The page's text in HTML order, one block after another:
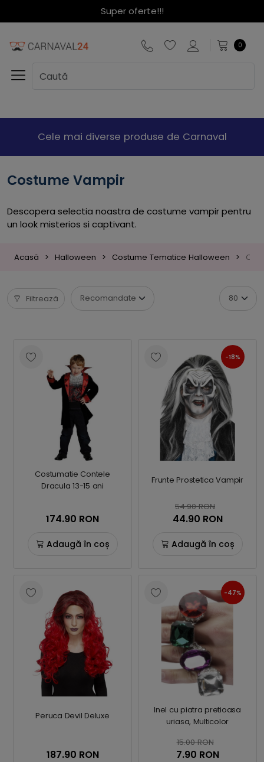
Super oferte!!!
0
Cele mai diverse produse de Carnaval
Costume Vampir
Descopera selectia noastra de costume vampir pentru
un look misterios si captivant.
Acasă Halloween Costume Tematice Halloween
Filtrează
Costumatie Contele
Dracula 13-15 ani
174.90 RON
Adaugă în coș
-18%
Frunte Prostetica Vampir
54.90 RON
44.90 RON
Adaugă în coș
Peruca Devil Deluxe
187.90 RON
-47%
Inel cu piatra pretioasa
uriasa, Multicolor
15.00 RON
7.90 RON